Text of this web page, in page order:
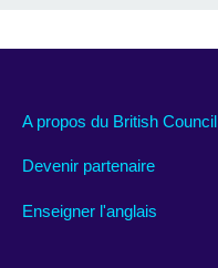
A propos du British Council
Devenir partenaire
Enseigner l'anglais